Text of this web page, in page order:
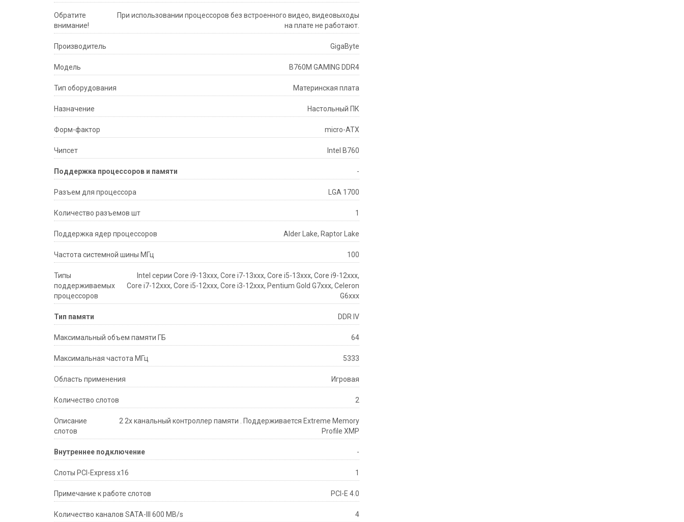
Обратите
внимание!
При использовании процессоров без встроенного видео, видеовыходы
на плате не работают.
Производитель GigaByte
Модель B760M GAMING DDR4
Тип оборудования Материнская плата
Назначение Настольный ПК
Форм-фактор micro-ATX
Чипсет Intel B760
Поддержка процессоров и памяти -
Разъем для процессора LGA 1700
Количество разъемов шт 1
Поддержка ядер процессоров Alder Lake, Raptor Lake
Частота системной шины МГц 100
Типы
поддерживаемых
процессоров
Intel серии Core i9-13xxx, Core i7-13xxx, Core i5-13xxx, Core i9-12xxx,
Core i7-12xxx, Core i5-12xxx, Core i3-12xxx, Pentium Gold G7xxx, Celeron
G6xxx
Тип памяти DDR IV
Максимальный объем памяти ГБ 64
Максимальная частота МГц 5333
Область применения Игровая
Количество слотов 2
Описание
слотов
2 2х канальный контроллер памяти . Поддерживается Extreme Memory
Profile XMP
Внутреннее подключение -
Слоты PCI-Express x16 1
Примечание к работе слотов PCI-E 4.0
Количество каналов SATA-III 600 MB/s 4